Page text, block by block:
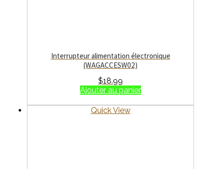
Interrupteur alimentation électronique
(WAGACCESW02)
$18.99
Ajouter au panier
Quick View